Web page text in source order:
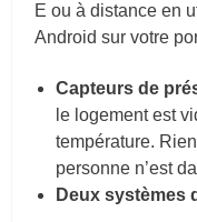
E ou à distance en
Android sur votre
Capteurs de
le logement est
température.
personne n’est
Deux systèmes